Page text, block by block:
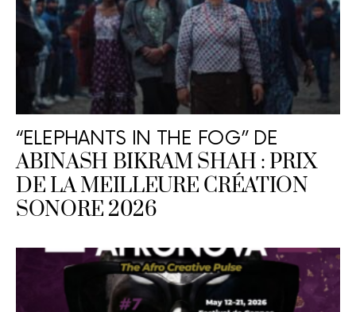
“ELEPHANTS IN THE FOG” DE
ABINASH BIKRAM SHAH : PRIX
DE LA MEILLEURE CRÉATION
SONORE 2026